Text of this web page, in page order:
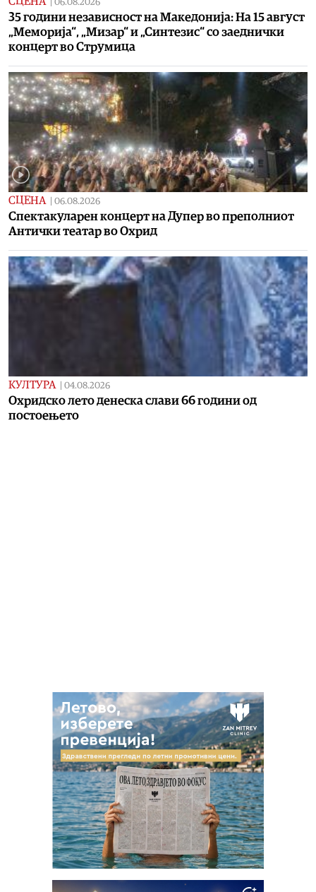
06.08.2026
35 години независност на Македонија: На 15 август
„Меморија“, „Мизар“ и „Синтезис“ со заеднички
концерт во Струмица
СЦЕНА | 06.08.2026
Спектакуларен концерт на Дупер во преполниот
Антички театар во Охрид
КУЛТУРА | 04.08.2026
Охридско лето денеска слави 66 години од
постоењето